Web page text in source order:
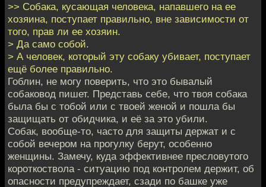
>> Собака, кусающая человека, напавшего на ее
хозяина, поступает правильно, вне зависимости от
того, прав ли ее хозяин.
> Да само собой.
> А человек, который эту собаку убивает, поступает
ещё более правильно.
Гоблин, не могу поверить, что это бывалый
собаковод пишет. Представь себе, что твоя собака
была бы с тобой или с твоей женой и пошла бы
защищать от обидчика, и её за это убили.
Собак, вообще-то, часто для защиты держат и с
собой вечером на прогулку берут, особенно
женщины. Замечу, куда эффективнее пресловутого
короткоствола - ситуацию под контролем держит, об
опасности предупреждает, сзади по башке уже